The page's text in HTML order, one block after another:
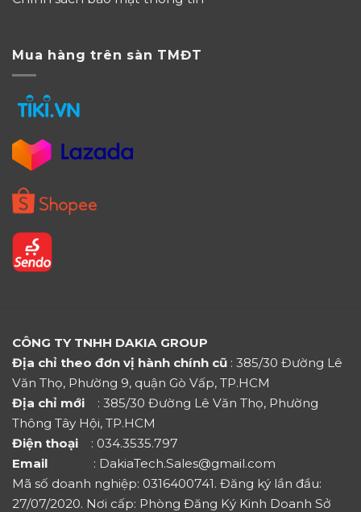
Mua hàng trên sàn TMĐT
CÔNG TY TNHH DAKIA GROUP
Địa chỉ theo đơn vị hành chính cũ : 385/30 Đường Lê
Văn Thọ, Phường 9, quận Gò Vấp, TP.HCM
Địa chỉ mới
: 385/30 Đường Lê Văn Thọ, Phường
Thông Tây Hội, TP.HCM
Điện thoại : 034.3535.797
Email : DakiaTech.Sales@gmail.com
Mã số doanh nghiệp: 0316400741. Đăng ký lần đầu:
27/07/2020. Nơi cấp: Phòng Đăng Ký Kinh Doanh Sở